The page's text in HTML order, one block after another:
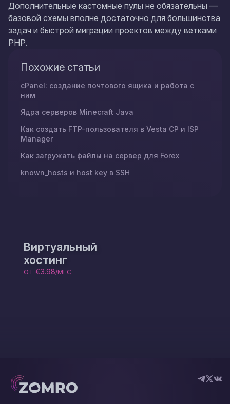
Дополнительные кастомные пулы не обязательны —
базовой схемы вполне достаточно для большинства
задач и быстрой миграции проектов между ветками
PHP.
Похожие статьи
cPanel: создание почтового ящика и работа с
ним
Ядра серверов Minecraft Java
Как создать FTP-пользователя в Vesta CP и ISP
Manager
Как загружать файлы на сервер для Forex
known_hosts и host key в SSH
Виртуальный
хостинг
ОТ €3.98/МЕС